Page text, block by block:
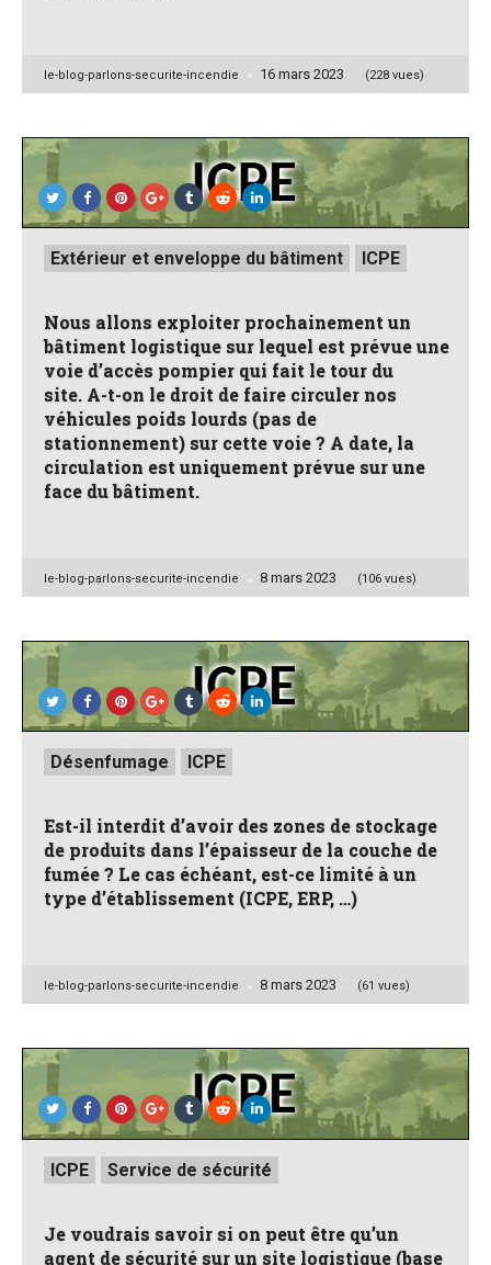
Posted
le-blog-parlons-securite-incendie 16 mars 2023 (228 vues)
Posted
inExtérieur et enveloppe du bâtiment ICPE
Nous allons exploiter prochainement un
bâtiment logistique sur lequel est prévue une
voie d’accès pompier qui fait le tour du
site. A-t-on le droit de faire circuler nos
véhicules poids lourds (pas de
stationnement) sur cette voie ? A date, la
circulation est uniquement prévue sur une
face du bâtiment.
Posted
le-blog-parlons-securite-incendie 8 mars 2023 (106 vues)
Posted
inDésenfumage ICPE
Est-il interdit d’avoir des zones de stockage
de produits dans l’épaisseur de la couche de
fumée ? Le cas échéant, est-ce limité à un
type d’établissement (ICPE, ERP, …)
Posted
le-blog-parlons-securite-incendie 8 mars 2023 (61 vues)
Posted
inICPE Service de sécurité
Je voudrais savoir si on peut être qu’un
agent de sécurité sur un site logistique (base